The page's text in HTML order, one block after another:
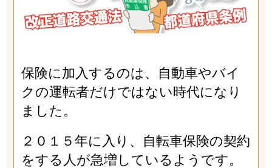
保険に加入するのは、自動車やバイ
クの運転者だけではない時代になり
ました。
２０１５年に入り、自転車保険の契約
をする人が急増しているようです。